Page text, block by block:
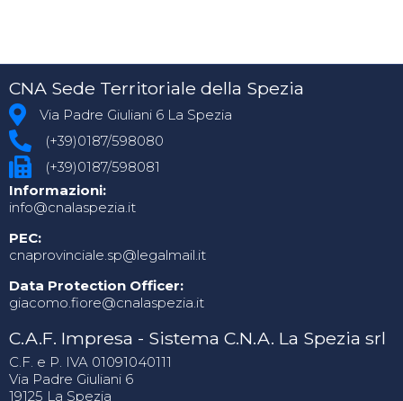
CNA Sede Territoriale della Spezia
Via Padre Giuliani 6 La Spezia
(+39)0187/598080
(+39)0187/598081
Informazioni:
info@cnalaspezia.it
PEC:
cnaprovinciale.sp@legalmail.it
Data Protection Officer:
giacomo.fiore@cnalaspezia.it
C.A.F. Impresa - Sistema C.N.A. La Spezia srl
C.F. e P. IVA 01091040111
Via Padre Giuliani 6
19125 La Spezia